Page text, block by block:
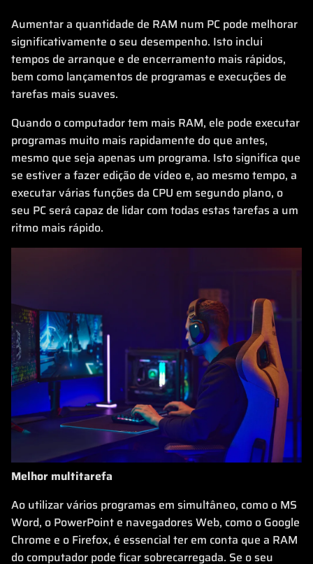
Aumentar a quantidade de RAM num PC pode melhorar
significativamente o seu desempenho. Isto inclui
tempos de arranque e de encerramento mais rápidos,
bem como lançamentos de programas e execuções de
tarefas mais suaves.
Quando o computador tem mais RAM, ele pode executar
programas muito mais rapidamente do que antes,
mesmo que seja apenas um programa. Isto significa que
se estiver a fazer edição de vídeo e, ao mesmo tempo, a
executar várias funções da CPU em segundo plano, o
seu PC será capaz de lidar com todas estas tarefas a um
ritmo mais rápido.
Melhor multitarefa
Ao utilizar vários programas em simultâneo, como o MS
Word, o PowerPoint e navegadores Web, como o Google
Chrome e o Firefox, é essencial ter em conta que a RAM
do computador pode ficar sobrecarregada. Se o seu